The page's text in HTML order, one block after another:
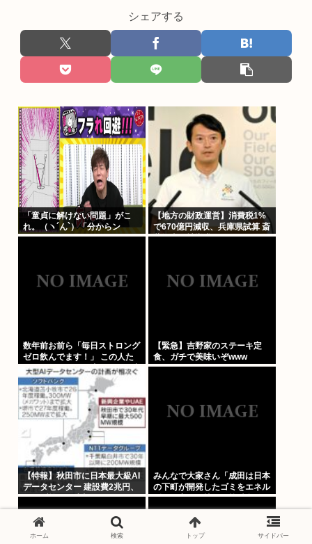
シェアする
「童貞に解けない問題」がこ
れ。（ヽ´ん`）「分からン
モ…」
【地方の財政運営】消費税1%
で670億円減収、兵庫県試算 斎
藤知事が補塡求める
数年前お前ら「毎日ストロング
ゼロ飲んでます！」 この人た
ちどこ行ったの？流石にもう止
めた？
【緊急】吉野家のステーキ定
食、ガチで美味いぞwww
【特報】秋田市に日本最大級AI
データセンター 建設費2兆円、
アラブ首長国連邦（UAE）が
投資へ
みんなで大家さん「成田は日本
の下町が開発したゴミをエネル
ギーに変える技術と核融合発電
を使うのでエコで高い資産価値
があり利益が出る
ホーム 検索 トップ サイドバー